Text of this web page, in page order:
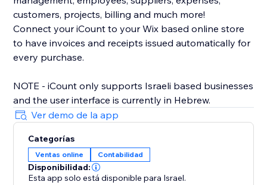
customers, projects, billing and much more!
Connect your iCount to your Wix based online store
to have invoices and receipts issued automatically for
every purchase.
NOTE - iCount only supports Israeli based businesses
and the user interface is currently in Hebrew.
Ver demo de la app
Categorías
Ventas online Contabilidad
Disponibilidad:
Esta app solo está disponible para Israel.